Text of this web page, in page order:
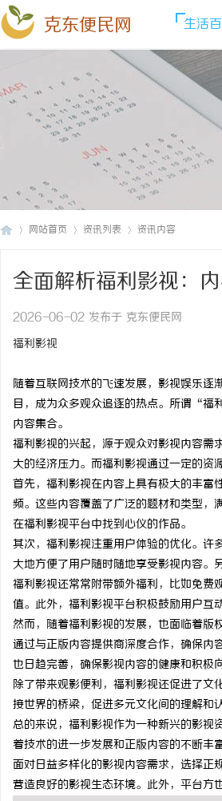
克东便民网 生活
网站首页 资讯列表 资讯内容
全面解析福利影视：
2026-06-02 发布于 克东便民网
福利影视
随着互联网技术的飞速发展，影视娱乐
目，成为众多观众追逐的热点。所谓“福
内容集合。
福利影视的兴起，源于观众对影视内容需
大的经济压力。而福利影视通过一定的资
首先，福利影视在内容上具有极大的丰富
频。这些内容覆盖了广泛的题材和类型，
在福利影视平台中找到心仪的作品。
其次，福利影视注重用户体验的优化。许
大地方便了用户随时随地享受影视内容。
福利影视还常常附带额外福利，比如免费
值。此外，福利影视平台积极鼓励用户互
然而，随着福利影视的发展，也面临着版
通过与正版内容提供商深度合作，确保内
也日趋完善，确保影视内容的健康和积极向
除了带来观影便利，福利影视还促进了
接世界的桥梁，促进多元文化间的理解和认
总的来说，福利影视作为一种新兴的影视
着技术的进一步发展和正版内容的不断丰
面对日益多样化的影视内容需求，选择正
营造良好的影视生态环境。此外，平台方
干燥症患者口干眼燥熬多年，一个周期缓过
来？老中医：一张辨证方对症，身体找回津